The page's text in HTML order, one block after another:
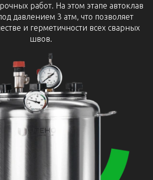
работ. На этом этапе автоклав
давлением 3 атм, что позволяет
и герметичности всех сварных
швов.